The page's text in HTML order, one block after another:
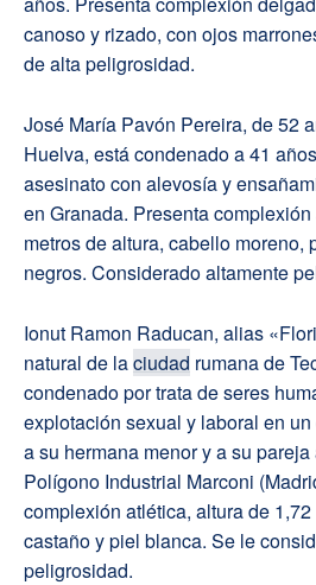
canoso y rizado, con ojos
de alta peligrosidad.
José María Pavón Pereira, de 52
Huelva, está condenado a 41
asesinato con alevosía y
en Granada. Presenta
metros de altura, cabello moreno,
negros. Considerado altamente
Ionut Ramon Raducan, alias
natural de laciudad rumana de
condenado por trata de seres
explotación sexual y laboral en
a su hermana menor y a su
Polígono Industrial Marconi
complexión atlética, altura de
castaño y piel blanca. Se le
peligrosidad.